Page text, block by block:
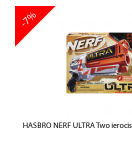
HASBRO NERF ULTRA Two ierocis
-7%